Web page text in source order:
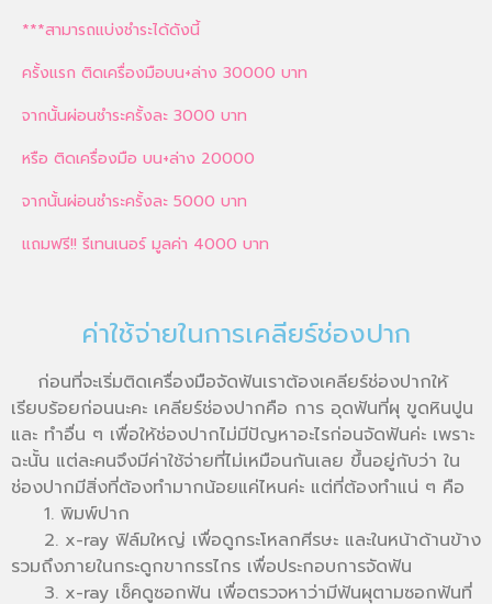
***สามารถแบ่งชำระได้ดังนี้
ครั้งแรก ติดเครื่องมือบน+ล่าง 30000 บาท
จากนั้นผ่อนชำระครั้งละ 3000 บาท
หรือ ติดเครื่องมือ บน+ล่าง 20000
จากนั้นผ่อนชำระครั้งละ 5000 บาท
แถมฟรี!! รีเทนเนอร์ มูลค่า 4000 บาท
ค่าใช้จ่ายในการเคลียร์ช่องปาก
ก่อนที่จะเริ่มติดเครื่องมือจัดฟันเราต้องเคลียร์ช่องปากให้
เรียบร้อยก่อนนะคะ เคลียร์ช่องปากคือ การ อุดฟันที่ผุ ขูดหินปูน
และ ทำอื่น ๆ เพื่อให้ช่องปากไม่มีปัญหาอะไรก่อนจัดฟันค่ะ เพราะ
ฉะนั้น แต่ละคนจึงมีค่าใช้จ่ายที่ไม่เหมือนกันเลย ขึ้นอยู่กับว่า ใน
ช่องปากมีสิ่งที่ต้องทำมากน้อยแค่ไหนค่ะ แต่ที่ต้องทำแน่ ๆ คือ
รวมถึงภายในกระดูกขากรรไกร เพื่อประกอบการจัดฟัน